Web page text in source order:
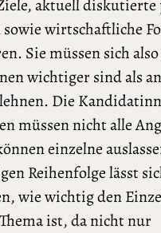
aktuell diskutierte
sowie wirtschaftliche
Sie müssen sich
wichtiger sind als
Die
müssen nicht alle
einzelne
Reihenfolge lässt
wie wichtig den
ist, da nicht nur